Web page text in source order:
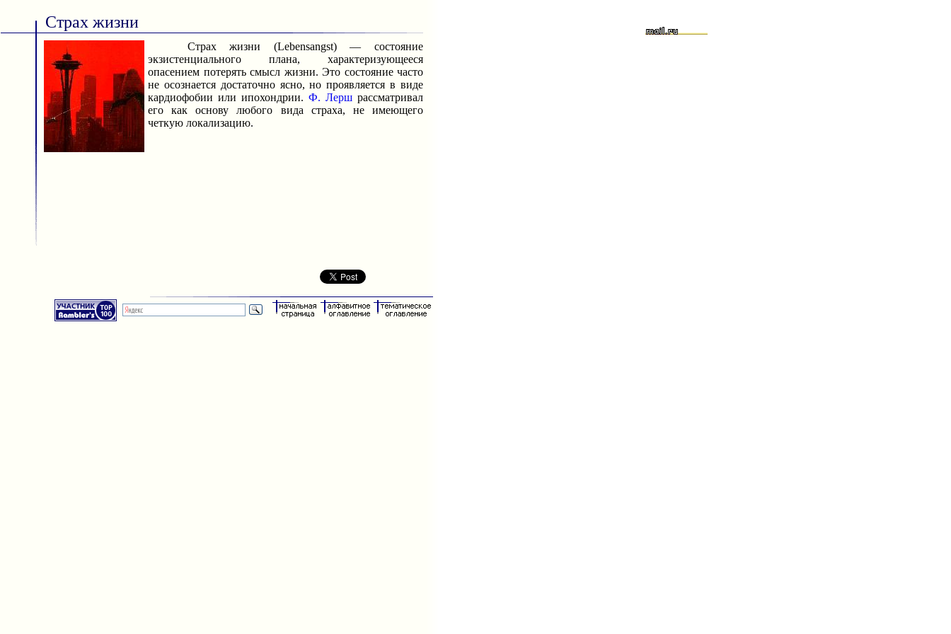
Страх жизни
Страх жизни (Lebensangst) — состояние
экзистенциального плана, характеризующееся
опасением потерять смысл жизни. Это состояние часто
не осознается достаточно ясно, но проявляется в виде
кардиофобии или ипохондрии. Ф. Лерш рассматривал
его как основу любого вида страха, не имеющего
четкую локализацию.